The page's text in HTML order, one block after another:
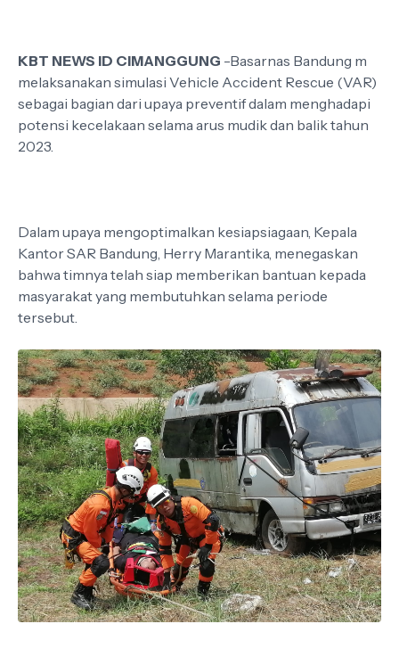
KBT NEWS ID CIMANGGUNG -Basarnas Bandung m
melaksanakan simulasi Vehicle Accident Rescue (VAR)
sebagai bagian dari upaya preventif dalam menghadapi
potensi kecelakaan selama arus mudik dan balik tahun
2023.
Dalam upaya mengoptimalkan kesiapsiagaan, Kepala
Kantor SAR Bandung, Herry Marantika, menegaskan
bahwa timnya telah siap memberikan bantuan kepada
masyarakat yang membutuhkan selama periode
tersebut.